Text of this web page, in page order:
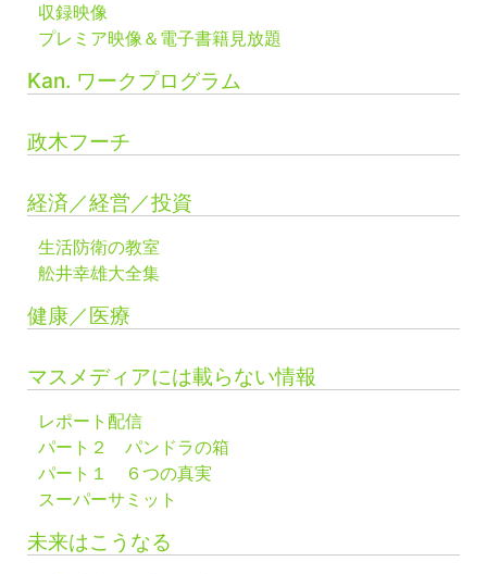
収録映像
プレミア映像＆電子書籍見放題
Kan. ワークプログラム
政木フーチ
経済／経営／投資
生活防衛の教室
舩井幸雄大全集
健康／医療
マスメディアには載らない情報
レポート配信
パート２ パンドラの箱
パート１ ６つの真実
スーパーサミット
未来はこうなる